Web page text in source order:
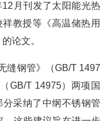
月刊发了太阳能光热
教授等《高温储热用
论文。
钢管》（GB/T 1497
GB/T 14975）两项国
采纳了中纲不锈钢管